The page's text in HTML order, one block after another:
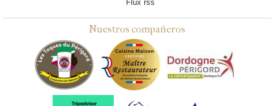
Flux rss
Nuestros compañeros